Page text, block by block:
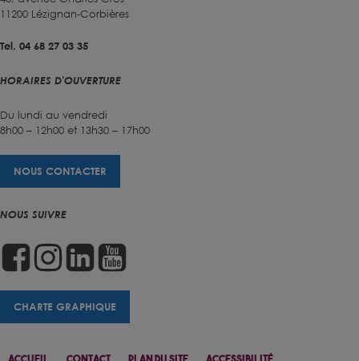
11200 Lézignan-Corbières
Tel. 04 68 27 03 35
HORAIRES D'OUVERTURE
Du lundi au vendredi
8h00 – 12h00 et 13h30 – 17h00
NOUS CONTACTER
NOUS SUIVRE
CHARTE GRAPHIQUE